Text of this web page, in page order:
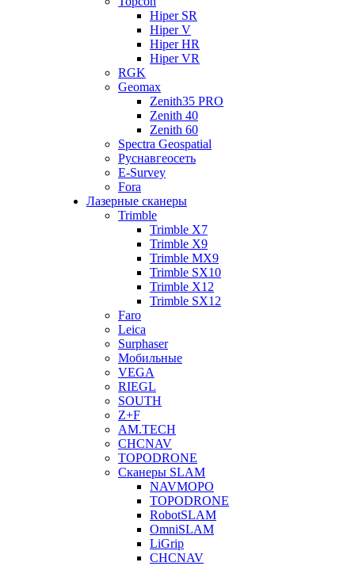
Hiper SR
Hiper V
Hiper HR
Hiper VR
RGK
Geomax
Zenith35 PRO
Zenith 40
Zenith 60
Spectra Geospatial
Руснавгеосеть
E-Survey
Fora
Лазерные сканеры
Trimble
Trimble X7
Trimble X9
Trimble MX9
Trimble SX10
Trimble X12
Trimble SX12
Faro
Leica
Surphaser
Мобильные
VEGA
RIEGL
SOUTH
Z+F
AM.TECH
CHCNAV
TOPODRONE
Сканеры SLAM
NAVMOPO
TOPODRONE
RobotSLAM
OmniSLAM
LiGrip
CHCNAV